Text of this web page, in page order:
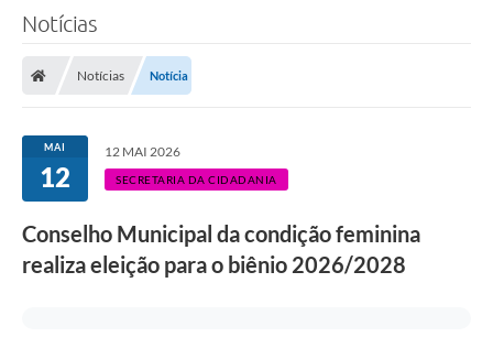
Notícias
Notícias Notícia
MAI
12
12 MAI 2026
SECRETARIA DA CIDADANIA
Conselho Municipal da condição feminina
realiza eleição para o biênio 2026/2028